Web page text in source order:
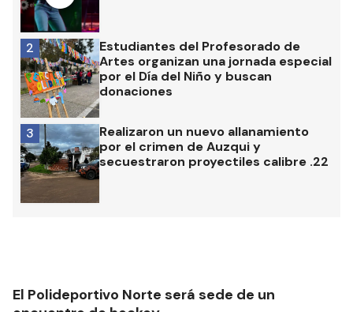
Estudiantes del Profesorado de
Artes organizan una jornada especial
por el Día del Niño y buscan
donaciones
2
Realizaron un nuevo allanamiento
por el crimen de Auzqui y
secuestraron proyectiles calibre .22
3
El Polideportivo Norte será sede de un